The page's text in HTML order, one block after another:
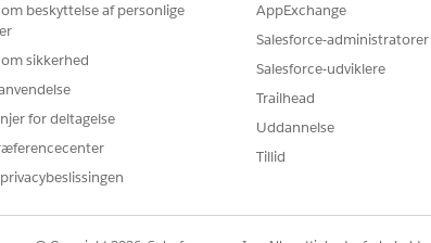
mellem tilbud og salgsmuligheder, før du synkroniserer
tilbuddet til salgsmulighedssynkronisering håndterer
adfærd for at sikre dataoverensstemmelse mellem dine
beskyttelse af personlige
sikkerhed
for deltagelse
AppExchange
Salesforce-administratorer
Salesforce-udviklere
Trailhead
Uddannelse
Tillid